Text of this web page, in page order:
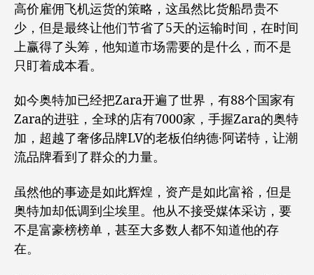
高价雇佣飞机运货的策略，这虽然比货船昂贵不
少，但是最终让他们节省了5天的运输时间，在时间
上赢得了头筹，他知道市场需要的是什么，而不是
只盯着成本看。
如今奥特加已经把Zara开遍了世界，有88个国家有
Zara的进驻，全球的店有7000家，手握Zara的奥特
加，超越了奢侈品牌LV的老板伯纳德·阿诺特，让潮
流品牌看到了群众的力量。
虽然他的事迹是如此辉煌，资产是如此富裕，但是
奥特加却低调到尘埃里。他从不接受媒体采访，要
不是富豪榜榜单，甚至大多数人都不知道他的存
在。